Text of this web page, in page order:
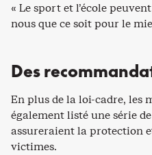
« Le sport et l’école
nous que ce soit pour le
Des
En plus de la loi-cadre, les
également listé une série
assureraient la protection
victimes.